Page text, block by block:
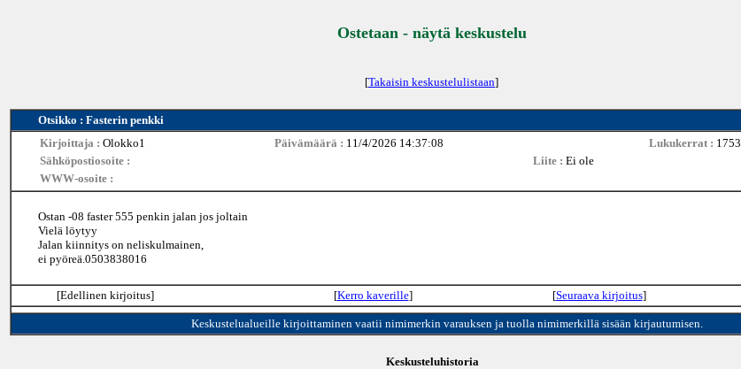
Ostetaan - näytä keskustelu
[Takaisin keskustelulistaan]
Otsikko : Fasterin penkki
Kirjoittaja : Olokko1 Päivämäärä : 11/4/2026 14:37:08 Lukukerrat : 1753
Sähköpostiosoite :
Liite : Ei ole
WWW-osoite :
Ostan -08 faster 555 penkin jalan jos joltain
Vielä löytyy
Jalan kiinnitys on neliskulmainen,
ei pyöreä.0503838016
[Edellinen kirjoitus] [Kerro kaverille] [Seuraava kirjoitus]
Keskustelualueille kirjoittaminen vaatii nimimerkin varauksen ja tuolla nimimerkillä sisään kirjautumisen.
Keskusteluhistoria